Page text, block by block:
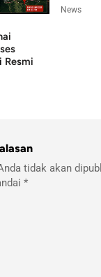
Resmi
News
tidak akan
*